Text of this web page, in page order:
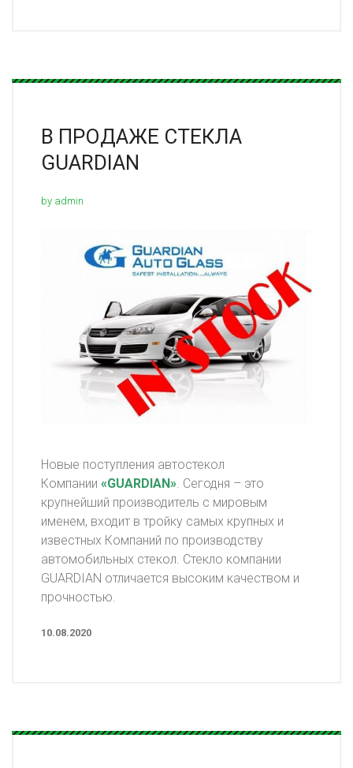
В ПРОДАЖЕ СТЕКЛА
GUARDIAN
by admin
Новые поступления автостекол
Компании «GUARDIAN». Сегодня – это
крупнейший производитель с мировым
именем, входит в тройку самых крупных и
известных Компаний по производству
автомобильных стекол. Стекло компании
GUARDIAN отличается высоким качеством и
прочностью.
10.08.2020